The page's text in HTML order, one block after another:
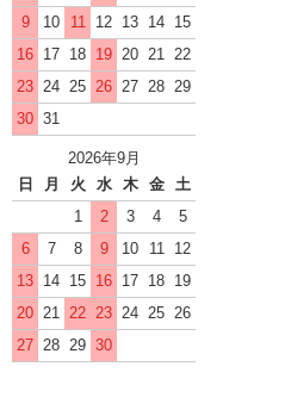
9
10 11 12 13 14 15
16 17 18 19 20 21 22
23 24 25 26 27 28 29
30 31
2026年9月
日
月 火 水 木 金
土
1
2 3 4
5
6
7 8 9 10 11
12
13 14 15 16 17 18 19
20 21 22 23 24 25 26
27 28 29 30